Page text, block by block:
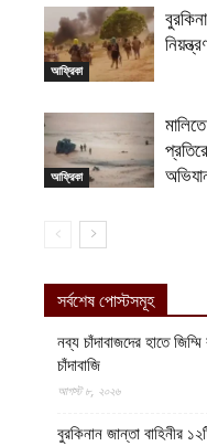
আফ্রিকা
আফ্রিকা
সর্বশেষ পোস্টসমূহ
নব্য চাঁদাবাজদের হাতে
চাঁদাবাজি
আগস্ট ৮, ২০২৬
বুরকিনান জান্তা বাহিনীর